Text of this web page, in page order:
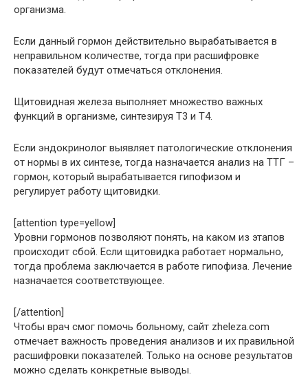
организма.
Если данный гормон действительно вырабатывается в
неправильном количестве, тогда при расшифровке
показателей будут отмечаться отклонения.
Щитовидная железа выполняет множество важных
функций в организме, синтезируя Т3 и Т4.
Если эндокринолог выявляет патологические отклонения
от нормы в их синтезе, тогда назначается анализ на ТТГ –
гормон, который вырабатывается гипофизом и
регулирует работу щитовидки.
[attention type=yellow]
Уровни гормонов позволяют понять, на каком из этапов
происходит сбой. Если щитовидка работает нормально,
тогда проблема заключается в работе гипофиза. Лечение
назначается соответствующее.
[/attention]
Чтобы врач смог помочь больному, сайт zheleza.com
отмечает важность проведения анализов и их правильной
расшифровки показателей. Только на основе результатов
можно сделать конкретные выводы.